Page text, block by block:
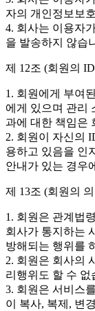
자의 개인정보보
4. 회사는 이용자
을 발송하지 않습
제 12조 (회원의
1. 회원에게 부여
에게 있으며 관리
과에 대한 책임은
2. 회원이 자신의
용하고 있음을 인
안내가 있는 경우
제 13조 (회원의
1. 회원은 관계법
회사가 통지하는
방해되는 행위를
2. 회원은 회사의
리행위도 할 수 없
3. 회원은 서비스
이 복사, 복제, 변